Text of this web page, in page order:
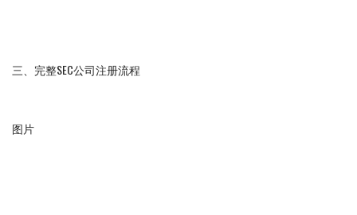
三、完整SEC公司注册流程
图片